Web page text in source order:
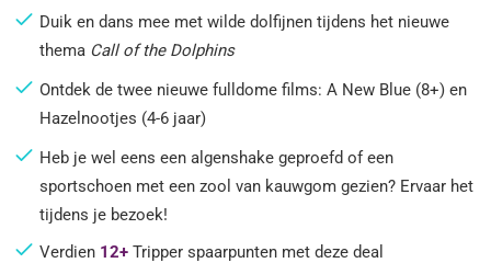
Duik en dans mee met wilde dolfijnen tijdens het nieuwe
thema Call of the Dolphins
Ontdek de twee nieuwe fulldome films: A New Blue (8+) en
Hazelnootjes (4-6 jaar)
Heb je wel eens een algenshake geproefd of een
sportschoen met een zool van kauwgom gezien? Ervaar het
tijdens je bezoek!
Verdien 12+ Tripper spaarpunten met deze deal